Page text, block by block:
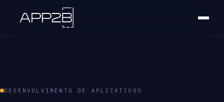
DESENVOLVIMENTO DE APLICATIVOS